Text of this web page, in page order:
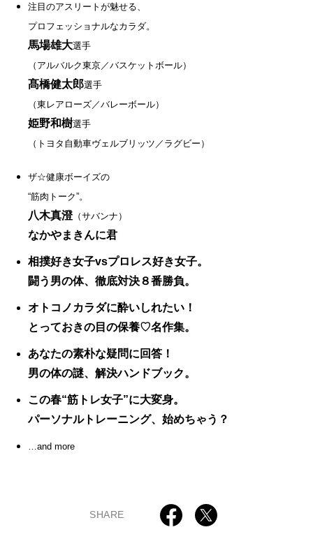
注目のアスリートが魅せる、
プロフェッショナルなカラダ。
馬場雄大選手
（アルバルク東京／バスケットボール）
髙橋健太郎選手
（東レアローズ／バレーボール）
姫野和樹選手
（トヨタ自動車ヴェルブリッツ／ラグビー）
ザ☆健康ボーイズの
“筋肉トーク”。
八木真澄（サバンナ）
なかやまきんに君
相撲好き女子vsプロレス好き女子。
闘う男の体、徹底対決８番勝負。
オトコノカラダに酔いしれたい！
とっておきの目の保養♡名作集。
あなたの素朴な疑問に回答！
男の体の謎、解決ハンドブック。
この春“筋トレ女子”に大変身。
パーソナルトレーニング、始めちゃう？
…and more
SHARE